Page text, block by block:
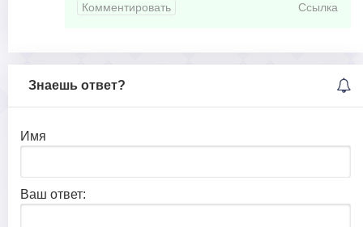
Комментировать Ссылка
Знаешь ответ?
Имя
Ваш ответ: